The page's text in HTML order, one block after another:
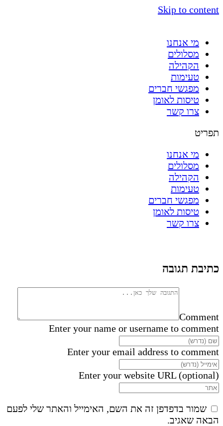
Skip to content
מי אנחנו
מסלולים
הקהילה
טעימות
מפגשי חברים
טיסות לאומן
צרו קשר
תפריט
מי אנחנו
מסלולים
הקהילה
טעימות
מפגשי חברים
טיסות לאומן
צרו קשר
כתיבת תגובה
Comment
Enter your name or username to comment
Enter your email address to comment
Enter your website URL (optional)
שמור בדפדפן זה את השם, האימייל והאתר שלי לפעם
הבאה שאגיב.